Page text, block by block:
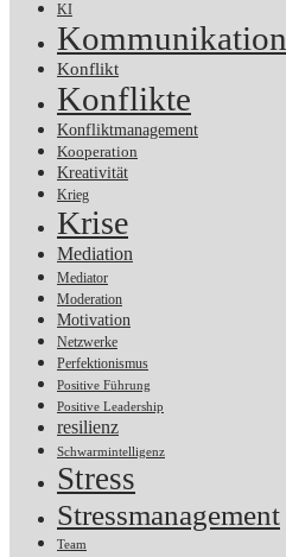
KI
Kommunikation
Konflikt
Konflikte
Konfliktmanagement
Kooperation
Kreativität
Krieg
Krise
Mediation
Mediator
Moderation
Motivation
Netzwerke
Perfektionismus
Positive Führung
Positive Leadership
resilienz
Schwarmintelligenz
Stress
Stressmanagement
Team